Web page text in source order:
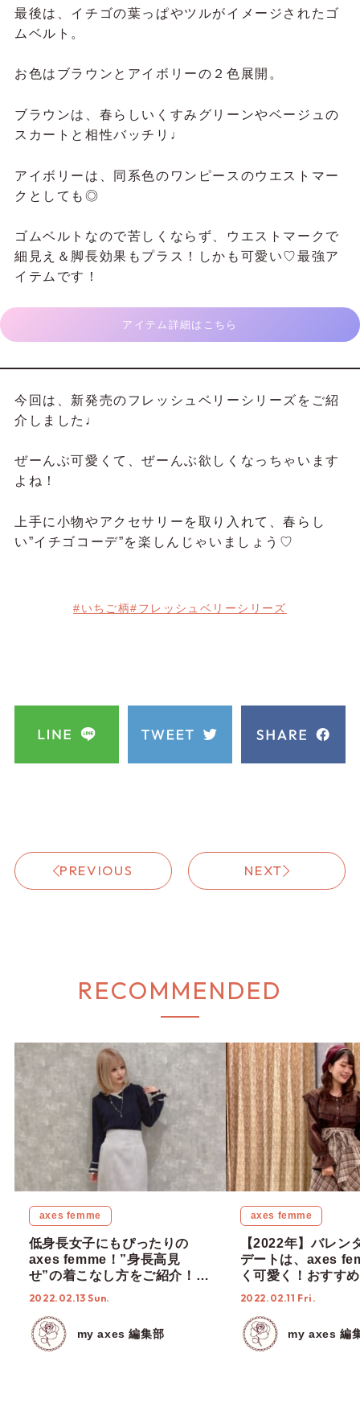
最後は、イチゴの葉っぱやツルがイメージされたゴ
ムベルト。
お色はブラウンとアイボリーの２色展開。
ブラウンは、春らしいくすみグリーンやベージュの
スカートと相性バッチリ♩
アイボリーは、同系色のワンピースのウエストマー
クとしても◎
ゴムベルトなので苦しくならず、ウエストマークで
細見え＆脚長効果もプラス！しかも可愛い♡最強ア
イテムです！
アイテム詳細はこちら
今回は、新発売のフレッシュベリーシリーズをご紹
介しました♩
ぜーんぶ可愛くて、ぜーんぶ欲しくなっちゃいます
よね！
上手に小物やアクセサリーを取り入れて、春らし
い”イチゴコーデ”を楽しんじゃいましょう♡
#いちご柄#フレッシュベリーシリーズ
PREVIOUS NEXT
RECOMMENDED
axes femme
低身長女子にもぴったりの
axes femme！”身長高見
せ”の着こなし方をご紹介！
【2022年春コーデ】
2022.02.13 Sun.
my axes 編集部
axes femme
【2022年】バレン
デートは、axes
く可愛く！おすす
レートコーデ5選！
2022.02.11 Fri.
my axes 編